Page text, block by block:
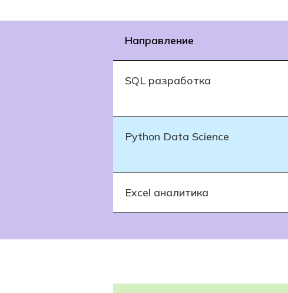
Направление
SQL разработка
Python Data Science
Excel аналитика